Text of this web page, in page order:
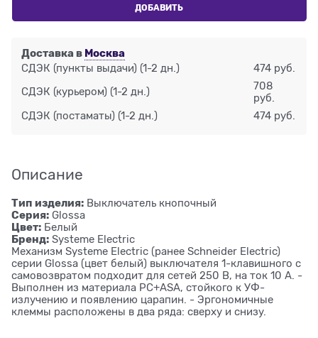
ДОБАВИТЬ
Доставка в Москва
СДЭК (пункты выдачи) (1-2 дн.) 474 руб.
СДЭК (курьером) (1-2 дн.)
708
руб.
СДЭК (постаматы) (1-2 дн.) 474 руб.
Описание
Тип изделия: Выключатель кнопочный
Серия: Glossa
Цвет: Белый
Бренд: Systeme Electric
Механизм Systeme Electric (ранее Schneider Electric)
серии Glossa (цвет белый) выключателя 1-клавишного с
самовозвратом подходит для сетей 250 В, на ток 10 А. -
Выполнен из материала PС+ASA, стойкого к УФ-
излучению и появлению царапин. - Эргономичные
клеммы расположены в два ряда: сверху и снизу.